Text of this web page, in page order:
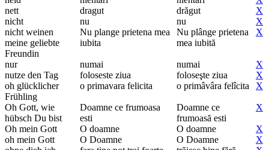
nett
dragut drăgut
X
nicht
nu nu
X
nicht weinen
meine geliebte
Freundin
Nu plange prietena mea
iubita
Nu plânge prietena
mea iubită
X
nur numai numai
X
nutze den Tag
foloseste ziua foloseşte ziua
X
oh glücklicher
Frühling
o primavara felicita o primâvâra felîcita X
Oh Gott, wie
hübsch Du bist
Doamne ce frumoasa
esti
Doamne ce
frumoasă esti
X
Oh mein Gott O doamne O doamne
X
oh mein Gott
O Doamne O Doamne
X